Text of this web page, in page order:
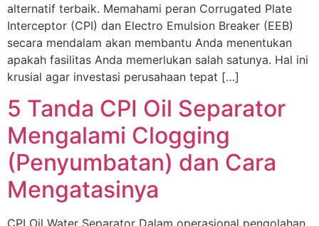
alternatif terbaik. Memahami peran Corrugated Plate
Interceptor (CPI) dan Electro Emulsion Breaker (EEB)
secara mendalam akan membantu Anda menentukan
apakah fasilitas Anda memerlukan salah satunya. Hal ini
krusial agar investasi perusahaan tepat […]
5 Tanda CPI Oil Separator
Mengalami Clogging
(Penyumbatan) dan Cara
Mengatasinya
CPI Oil Water Separator Dalam operasional pengolahan